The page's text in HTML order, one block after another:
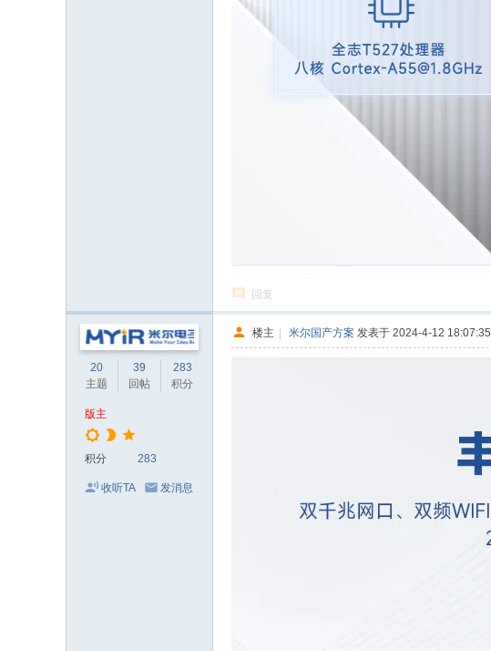
回复
20
主题
39
回帖
283
积分
版主
积分 283
收听TA 发消息
楼主 | 米尔国产方案 发表于 2024-4-12 18:07:35